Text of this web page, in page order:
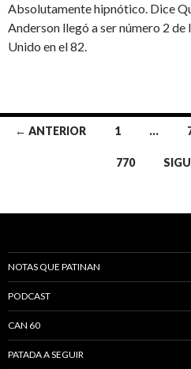
Absolutamente hipnótico. Dice
Anderson llegó a ser número 2 de
Unido en el 82.
Navegación de
← ANTERIOR 1 …
770
NOTAS QUE PATINAN
PODCAST
CAN 60
PATADA A SEGUIR